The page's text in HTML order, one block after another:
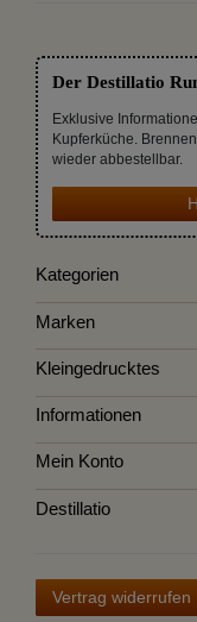
Der Destillatio
Exklusive
Kupferküche.
wieder abbestellbar.
Kategorien
Marken
Kleingedrucktes
Informationen
Mein Konto
Destillatio
Vertrag widerrufen